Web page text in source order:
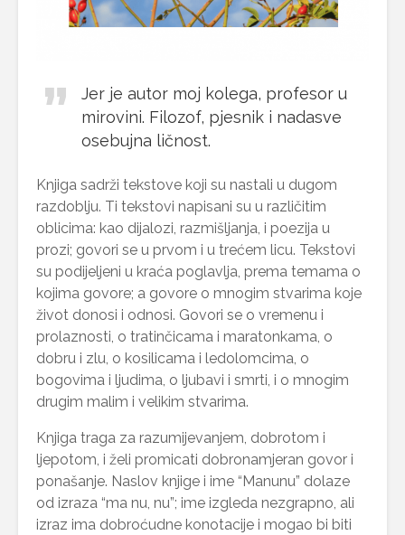
Jer je autor moj kolega, profesor u
mirovini. Filozof, pjesnik i nadasve
osebujna ličnost.
Knjiga sadrži tekstove koji su nastali u dugom
razdoblju. Ti tekstovi napisani su u različitim
oblicima: kao dijalozi, razmišljanja, i poezija u
prozi; govori se u prvom i u trećem licu. Tekstovi
su podijeljeni u kraća poglavlja, prema temama o
kojima govore; a govore o mnogim stvarima koje
život donosi i odnosi. Govori se o vremenu i
prolaznosti, o tratinčicama i maratonkama, o
dobru i zlu, o kosilicama i ledolomcima, o
bogovima i ljudima, o ljubavi i smrti, i o mnogim
drugim malim i velikim stvarima.
Knjiga traga za razumijevanjem, dobrotom i
ljepotom, i želi promicati dobronamjeran govor i
ponašanje. Naslov knjige i ime “Manunu” dolaze
od izraza “ma nu, nu”; ime izgleda nezgrapno, ali
izraz ima dobroćudne konotacije i mogao bi biti